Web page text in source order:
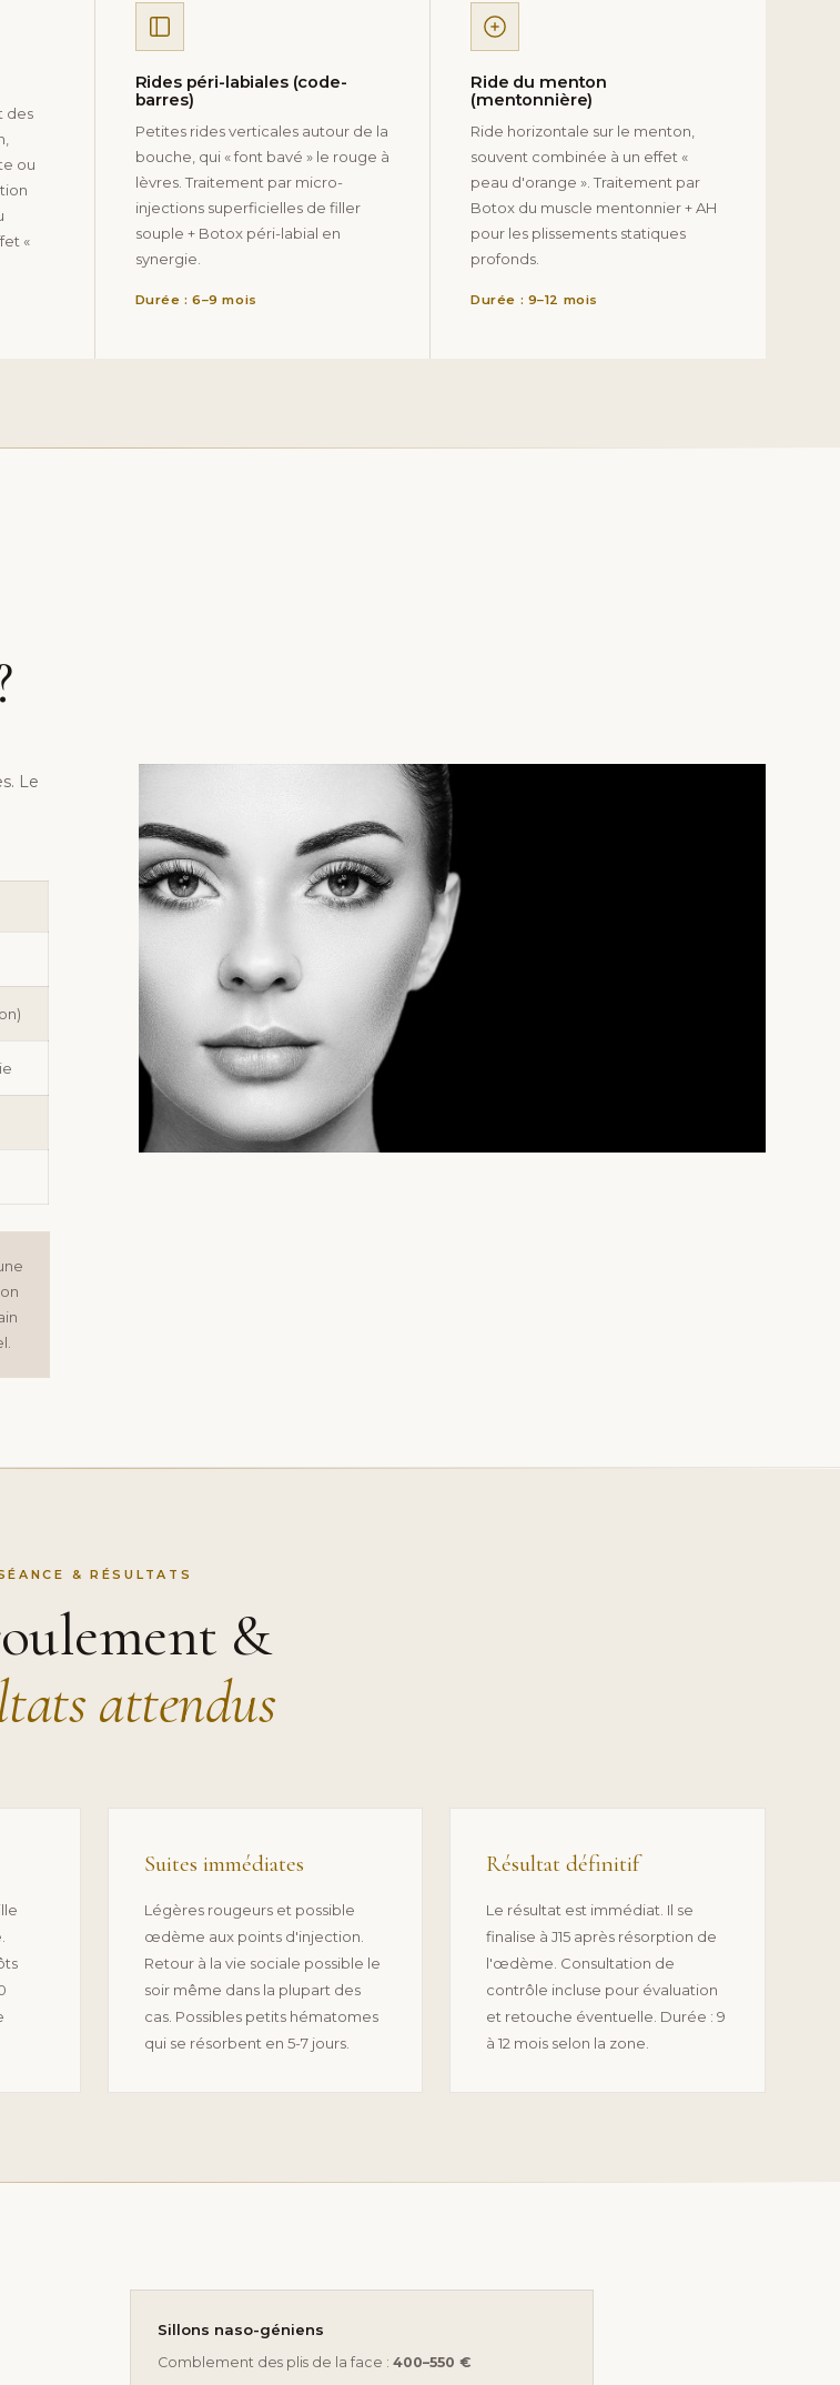
des
ou
«
Rides péri-labiales (code-
barres)
Petites rides verticales autour de la
bouche, qui « font bavé » le rouge à
lèvres. Traitement par micro-
injections superficielles de filler
souple + Botox péri-labial en
synergie.
Durée : 6–9 mois
Ride du menton
(mentonnière)
Ride horizontale sur le menton,
souvent combinée à un effet «
peau d'orange ». Traitement par
Botox du muscle mentonnier + AH
pour les plissements statiques
profonds.
Durée : 9–12 mois
Le
& RÉSULTATS
&
attendus
Suites immédiates
Légères rougeurs et possible
œdème aux points d'injection.
Retour à la vie sociale possible le
soir même dans la plupart des
cas. Possibles petits hématomes
qui se résorbent en 5-7 jours.
Résultat définitif
Le résultat est immédiat. Il se
finalise à J15 après résorption de
l'œdème. Consultation de
contrôle incluse pour évaluation
et retouche éventuelle. Durée : 9
à 12 mois selon la zone.
Sillons naso-géniens
Comblement des plis de la face : 400–550 €